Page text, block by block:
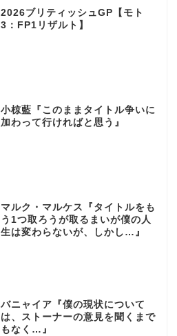
2026ブリティッシュGP【モト
3：FP1リザルト】
小椋藍『このままタイトル争いに
加わって行ければと思う』
マルク・マルケス『タイトルをも
う1つ取ろうが取るまいが僕の人
生は変わらないが、しかし…』
バニャイア『僕の現状について
は、ストーナーの意見を聞くまで
もなく…』